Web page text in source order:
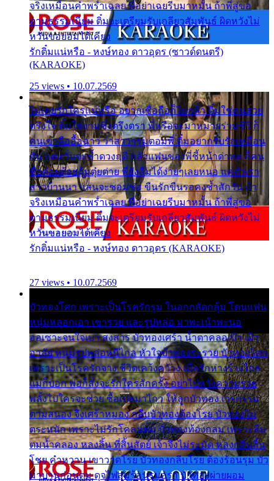
จริงเหมือนคำพร่ำเฉลย พี่อย่าเฉยรีบมาหมั้น ถ้าพี่สู่ขอ
ตามธรรมเนียม ติ๋มจะเตรียมรับเกลียวสัมพันธ์ ผิดหวังไม่
หวั่นขอยอมได้เคียง
รักติ๋มแน่หรือ - หงษ์ทอง ดาวอุดร (ซาวด์ดนตรี)
(KARAOKE)
25 views • 10.07.2569
ไม่เคยรักใครแน่หรือ อยากเชื่อถือก็ไม่กล้า ติ๋มใช่คนสวย
ตรึงใจ ติ๋มใช่งามซึ้งตรึงตรา พี่หรือจะมาหมายร่วมชีวี ก็
คนเขาลืออื้อฉาว ว่าสาวๆรุมตอมพี่ ติ๋มอยากรับรักเหมือน
กัน แต่หวั่นจะช้ำดวงฤดี กลัวแฟนของพี่ชี้หน้าด่าทอ ก็คน
ชื่อต๋อยต้อยตุ้มตุ๋ยต่าย พี่ยังลืมได้ง่ายๆเลยหนอ แค่ตัวเรา
สาวบ้านนา แสนจะซอมซ่อ ขืนรักขืนรอคงช้ำสักวัน ถ้า
จริงเหมือนคำพร่ำเฉลย พี่อย่าเฉยรีบมาหมั้น ถ้าพี่สู่ขอ
ตามธรรมเนียม ติ๋มจะเตรียมรับเกลียวสัมพันธ์ ผิดหวังไม่
หวั่นขอยอมได้เคียง
รักติ๋มแน่หรือ - หงษ์ทอง ดาวอุดร (KARAOKE)
27 views • 10.07.2569
บัวทองโศก เพราะเป็นโรครักรุม ในอกกลัดกลุ้ม โดนแฟน
หนุ่มหลอกเอา เขารวย และรูปหล่อ มาพะเน้าพะนอ
ออเซาะจนใจเบา สงสาร บัวทองเศร้า น้ำตาคลอเบ้า เฝ้า
อาลัย หนุ่มรูปหล่อหนีไกล หัวใจบัวทองระรวย บัวทองโศก
เพราะเป็นโรครักจาง ชีวิตเคว้งคว้าง เมื่อรักห่างร้างไกล
แม่ก็บอก พ่อก็สั่งจะรักใครสักครั้ง อย่าไปหวังความรวย
พลั้งไปใครจะช่วย ซื้อเปลมาไกว ให้ลูกบัวทอง เวรกรรม
ตามสนอง จึงเศร้าหมอง กลีบบัวทองต้องโรย บัวทองไม่
ตระหนัก เพราะไม่รักโคลนตม บัวทองท้องกลม เพราะลืม
ตมน้ำคลอง หลงลิ้น ที่สิ้นสัตย์ เจ้าจึงไม่ระมัด หลงกลิ่นลิ้น
โชย คำหวาน เขาวาดโรย บัวทองกลีบโรย ต้องร้อนรุม บัว
มาบานก่อนตูม ดุจไฟสุมร้อนรุมอุรา บัวทองผ่ายผอม